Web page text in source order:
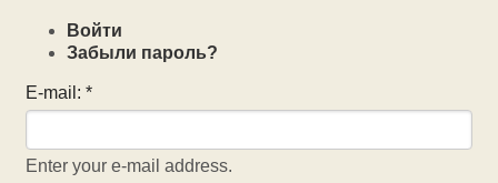
Войти
Забыли пароль?
E-mail:*
Enter your e-mail address.